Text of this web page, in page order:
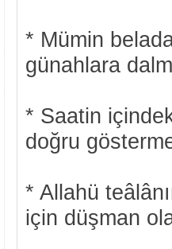
* Mümin
günahlara
* Saatin
doğru
* Allahü
için düşman